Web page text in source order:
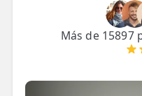
✨ Drenaje Linfático
✨ Presoterapia
Más de 15897